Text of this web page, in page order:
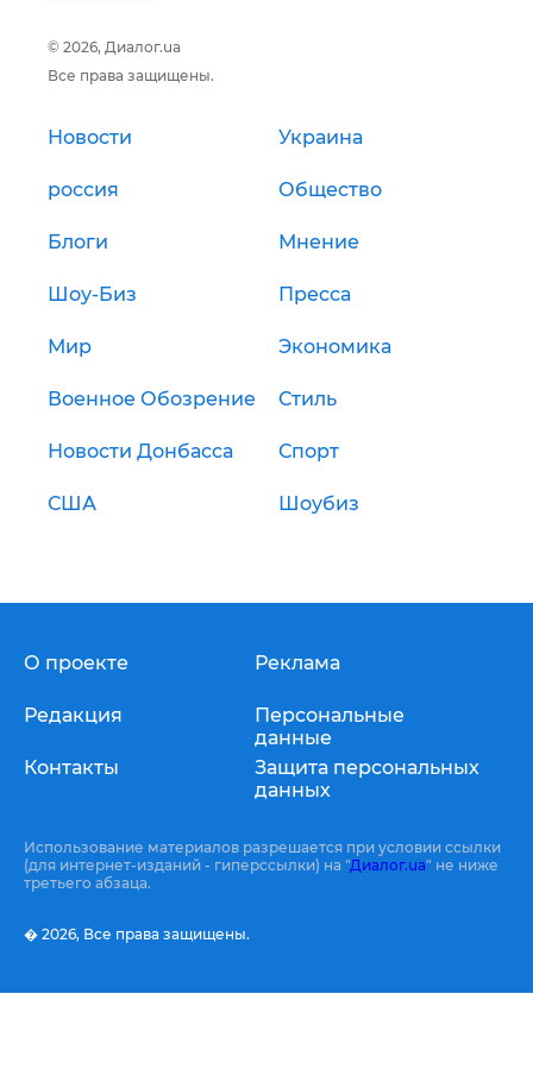
© 2026, Диалог.ua
Все права защищены.
Новости Украина
россия Общество
Блоги Мнение
Шоу-Биз Пресса
Мир Экономика
Военное Обозрение Стиль
Новости Донбасса Спорт
США Шоубиз
О проекте
Редакция
Контакты
Реклама
Персональные
данные
Защита персональных
данных
Использование материалов разрешается при условии ссылки
(для интернет-изданий - гиперссылки) на "Диалог.ua" не ниже
третьего абзаца.
� 2026, Все права защищены.